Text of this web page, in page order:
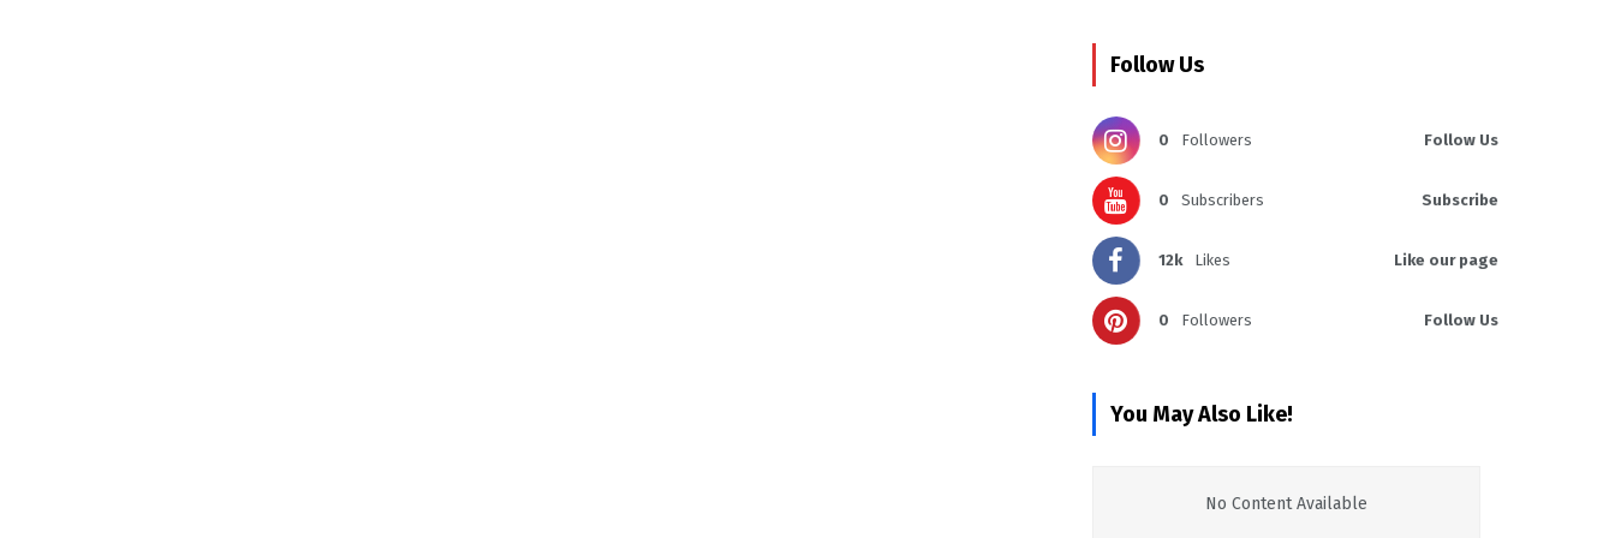
Follow Us
0 Followers Follow Us
0 Subscribers Subscribe
12k Likes Like our page
0 Followers Follow Us
You May Also Like!
No Content Available